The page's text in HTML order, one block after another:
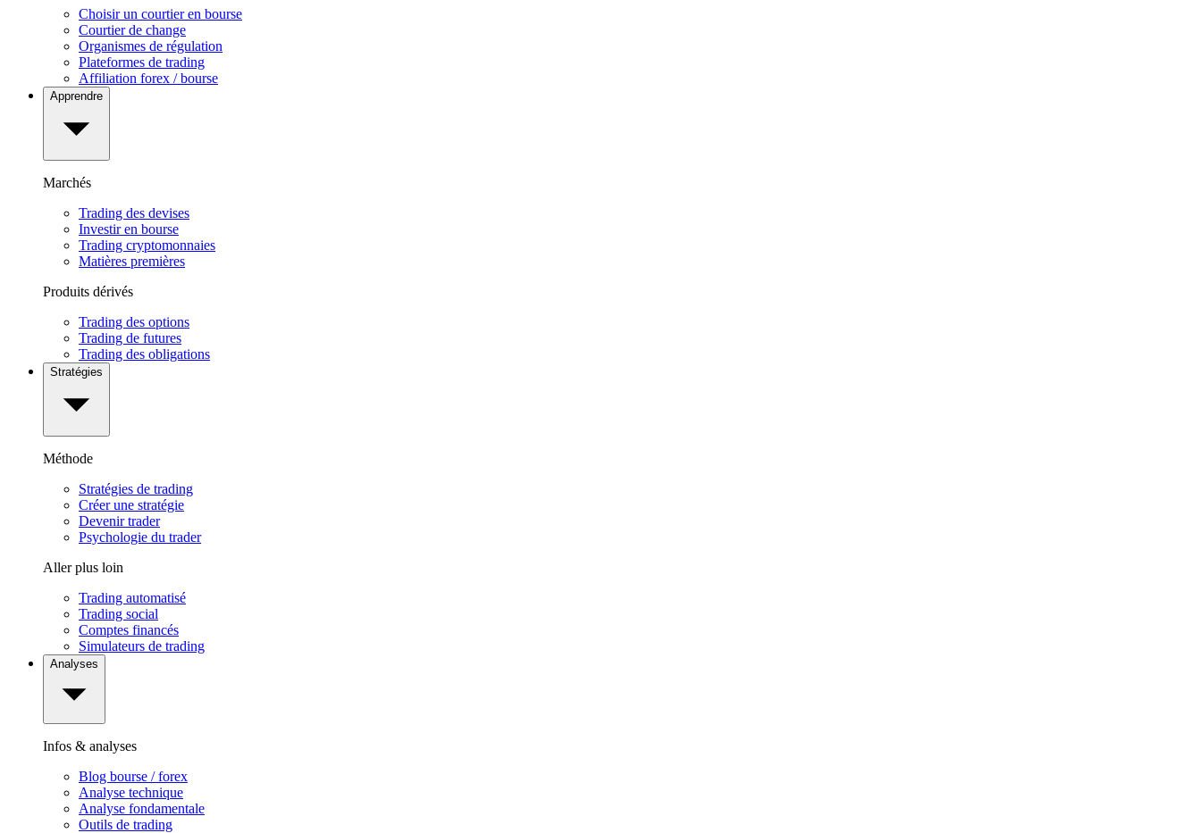
Choisir un courtier en bourse
Courtier de change
Organismes de régulation
Plateformes de trading
Affiliation forex / bourse
Apprendre
Marchés
Trading des devises
Investir en bourse
Trading cryptomonnaies
Matières premières
Produits dérivés
Trading des options
Trading de futures
Trading des obligations
Stratégies
Méthode
Stratégies de trading
Créer une stratégie
Devenir trader
Psychologie du trader
Aller plus loin
Trading automatisé
Trading social
Comptes financés
Simulateurs de trading
Analyses
Infos & analyses
Blog bourse / forex
Analyse technique
Analyse fondamentale
Outils de trading